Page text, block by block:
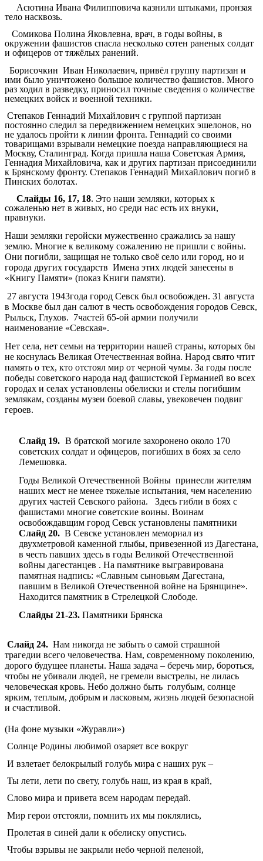
Асютина Ивана Филипповича казнили штыками, пронзая
тело насквозь.
Сомикова Полина Яковлевна, врач, в годы войны, в
окружении фашистов спасла несколько сотен раненых солдат
и офицеров от тяжёлых ранений.
Борисочкин Иван Николаевич, привёл группу партизан и
ими было уничтожено большое количество фашистов. Много
раз ходил в разведку, приносил точные сведения о количестве
немецких войск и военной техники.
Степаков Геннадий Михайлович с группой партизан
постоянно следил за передвижением немецких эшелонов, но
не удалось пройти к линии фронта. Геннадий со своими
товарищами взрывали немецкие поезда направляющиеся на
Москву, Сталинград. Когда пришла наша Советская Армия,
Геннадия Михайловича, как и других партизан присоединили
к Брянскому фронту. Степаков Геннадий Михайлович погиб в
Пинских болотах.
Слайды 16, 17, 18. Это наши земляки, которых к
сожаленью нет в живых, но среди нас есть их внуки,
правнуки.
Наши земляки геройски мужественно сражались за нашу
землю. Многие к великому сожалению не пришли с войны.
Они погибли, защищая не только своё село или город, но и
города других государств Имена этих людей занесены в
«Книгу Памяти» (показ Книги памяти).
27 августа 1943года город Севск был освобожден. 31 августа
в Москве был дан салют в честь освобождения городов Севск,
Рыльск, Глухов. 7частей 65-ой армии получили
наименование «Севская».
Нет села, нет семьи на территории нашей страны, которых бы
не коснулась Великая Отечественная война. Народ свято чтит
память о тех, кто отстоял мир от черной чумы. За годы после
победы советского народа над фашистской Германией во всех
городах и селах установлены обелиски и стелы погибшим
землякам, созданы музеи боевой славы, увековечен подвиг
героев.
Слайд 19. В братской могиле захоронено около 170
советских солдат и офицеров, погибших в боях за село
Лемешовка.
Годы Великой Отечественной Войны принесли жителям
наших мест не менее тяжелые испытания, чем населению
других частей Севского района. Здесь гибли в боях с
фашистами многие советские воины. Воинам
освобождавщим город Севск установлены памятники
Слайд 20. В Севске установлен мемориал из
двухметровой каменной глыбы, привезенной из Дагестана,
в честь павших здесь в годы Великой Отечественной
войны дагестанцев . На памятнике выгравирована
памятная надпись: «Славным сыновьям Дагестана,
павшим в Великой Отечественной войне на Брянщине».
Находится памятник в Стрелецкой Слободе.
Слайды 21-23. Памятники Брянска
Слайд 24. Нам никогда не забыть о самой страшной
трагедии всего человечества. Нам, современному поколению,
дорого будущее планеты. Наша задача – беречь мир, бороться,
чтобы не убивали людей, не гремели выстрелы, не лилась
человеческая кровь. Небо должно быть голубым, солнце
ярким, теплым, добрым и ласковым, жизнь людей безопасной
и счастливой.
(На фоне музыки «Журавли»)
Солнце Родины любимой озаряет все вокруг
И взлетает белокрылый голубь мира с наших рук –
Ты лети, лети по свету, голубь наш, из края в край,
Слово мира и привета всем народам передай.
Мир герои отстояли, помнить их мы поклялись,
Пролетая в синей дали к обелиску опустись.
Чтобы взрывы не закрыли небо черной пеленой,